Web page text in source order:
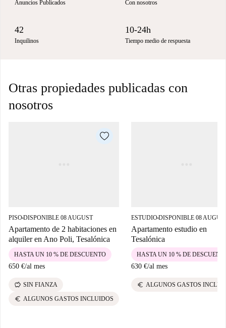
Anuncios Publicados Con nosotros
42
Inquilinos
10-24h
Tiempo medio de respuesta
Otras propiedades publicadas con
nosotros
PISO■DISPONIBLE 08 AUGUST
Apartamento de 2 habitaciones en
alquiler en Ano Poli, Tesalónica
650 €/al mes
HASTA UN 10 % DE DESCUENTO
savings SIN FIANZA
euro ALGUNOS GASTOS INCLUIDOS
ESTUDIO■DISPONIBLE 08
Apartamento estudio en
Tesalónica
630 €/al mes
HASTA UN 10 % DE
euro ALGUNOS GASTOS